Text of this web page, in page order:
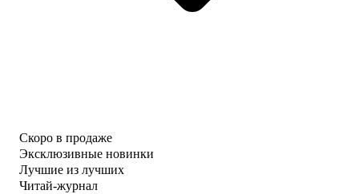
Скоро в продаже
Эксклюзивные новинки
Лучшие из лучших
Читай-журнал